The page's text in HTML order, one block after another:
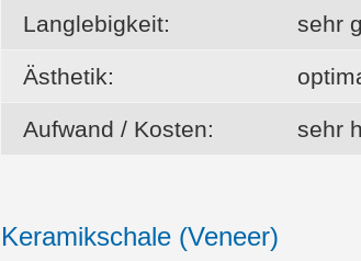
Langlebigkeit: sehr
Ästhetik:
Aufwand / Kosten: sehr
Keramikschale (Veneer)